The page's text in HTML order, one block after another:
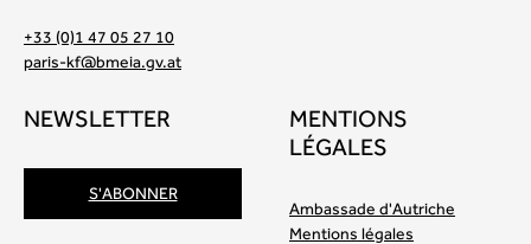
+33 (0)1 47 05 27 10
paris-kf@bmeia.gv.at
NEWSLETTER
S'ABONNER
MENTIONS
LÉGALES
Ambassade d'Autriche
Mentions légales